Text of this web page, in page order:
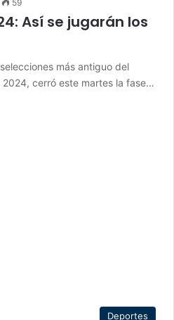
59
Así se jugarán los
más antiguo del
cerró este martes la fase…
Deportes